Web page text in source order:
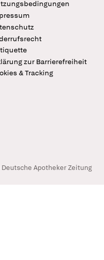
zur Barrierefreiheit
& Tracking
Apotheker Zeitung